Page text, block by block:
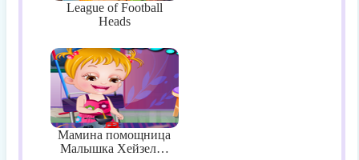
League of Football
Heads
Мамина помощница
Малышка Хейзел…